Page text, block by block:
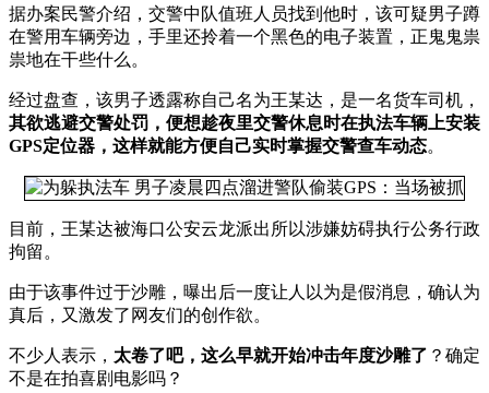
据办案民警介绍，交警中队值班人员找到他时，该可疑男子蹲
在警用车辆旁边，手里还拎着一个黑色的电子装置，正鬼鬼祟
祟地在干些什么。
经过盘查，该男子透露称自己名为王某达，是一名货车司机，
其欲逃避交警处罚，便想趁夜里交警休息时在执法车辆上安装
GPS定位器，这样就能方便自己实时掌握交警查车动态。
目前，王某达被海口公安云龙派出所以涉嫌妨碍执行公务行政
拘留。
由于该事件过于沙雕，曝出后一度让人以为是假消息，确认为
真后，又激发了网友们的创作欲。
不少人表示， 太卷了吧，这么早就开始冲击年度沙雕了 ？确定
不是在拍喜剧电影吗？